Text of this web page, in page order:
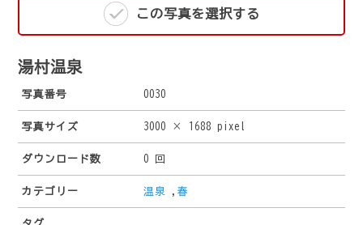
この写真を選択する
湯村温泉
写真番号 0030
写真サイズ 3000 × 1688 pixel
ダウンロード数 0 回
カテゴリー 温泉 ,春